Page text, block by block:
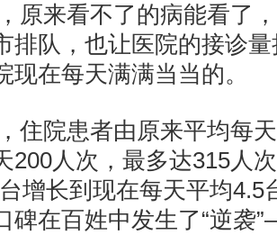
原来看不了的病能看了
排队，也让医院的接诊
现在每天满满当当的。
住院患者由原来平均每
200人次，最多达315人
增长到现在每天平均4.5
碑在百姓中发生了“逆